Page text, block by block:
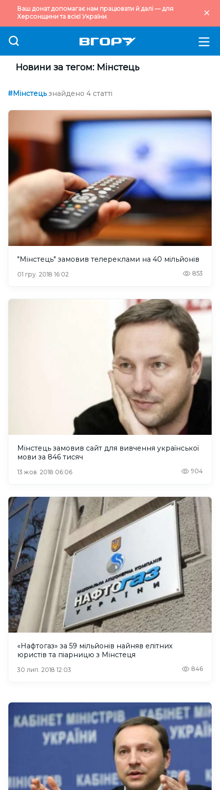
Ваш донат допомагає нам працювати й далі — для
Херсонщини та всієї України.
Новини за тегом: Мінстець
#Мінстець знайдено 4 статті
"Мінстець" замовив телереклами на 40 мільйонів
01 гру. 2018 16:02 853
Мінстець замовив сайт для вивчення української
мови за 846 тисяч
13 жов. 2018 06:06 904
«Нафтогаз» за 59 мільйонів найняв елітних
юристів та піарницю з Мінстеця
30 лип. 2018 12:03 846